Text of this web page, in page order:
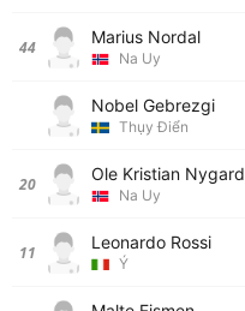
44 Marius Nordal
Na Uy
Nobel Gebrezgi
Thụy Điển
20 Ole Kristian Nygard
Na Uy
11 Leonardo Rossi
Ý